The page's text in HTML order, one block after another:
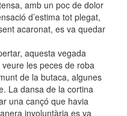
amb un poc de dolor
d’estima tot plegat,
acaronat, es va quedar
aquesta vegada
les peces de roba
de la butaca, algunes
La dansa de la cortina
una cançó que havia
involuntària es va